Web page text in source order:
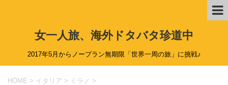
女一人旅、海外ドタバタ珍道中
2017年5月からノープラン無期限「世界一周の旅」に挑戦♪
HOME > イタリア > ミラノ >